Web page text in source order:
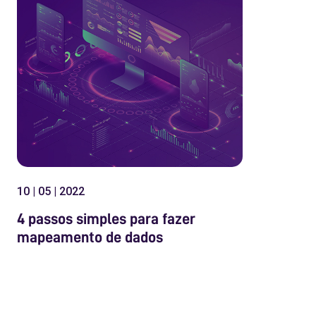
10 | 05 | 2022
4 passos simples para fazer
mapeamento de dados